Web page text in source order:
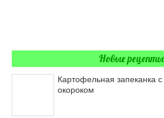
Новые рецепты
Картофельная запеканка
окороком